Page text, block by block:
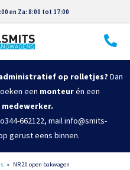
en Za: 8:00 tot 17:00
op rolletjes? Dan
een monteurén een
662122, mail info@smits-
gerust eens binnen.
» NR 20 open bakwagen